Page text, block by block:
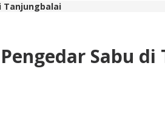
Tanjungbalai
Sabu